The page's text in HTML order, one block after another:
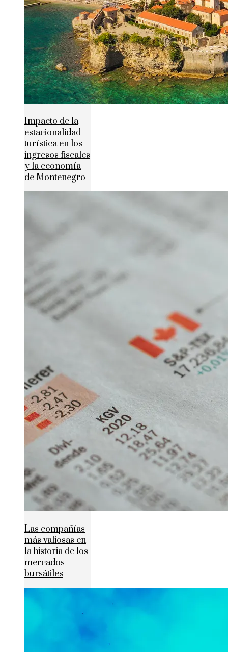
Impacto de la
estacionalidad
turística en los
ingresos fiscales
y la economía
de Montenegro
Las compañías
más valiosas en
la historia de los
mercados
bursátiles